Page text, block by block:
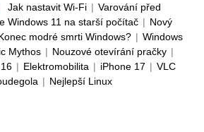
Jak nastavit Wi-Fi | Varování před
Windows 11 na starší počítač | Nový
modré smrti Windows? | Windows
Mythos | Nouzové otevírání pračky |
| Elektromobilita | iPhone 17 | VLC
| Nejlepší Linux